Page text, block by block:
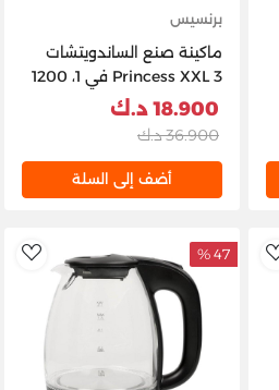
برنسيس
ماكينة صنع الساندويتشات
Princess XXL 3 في 1، 1200
وات - ستانلس ستيل/أسود
18.900 د.ك
36.900 د.ك
أضف إلى السلة
AddToWishlist
47 %